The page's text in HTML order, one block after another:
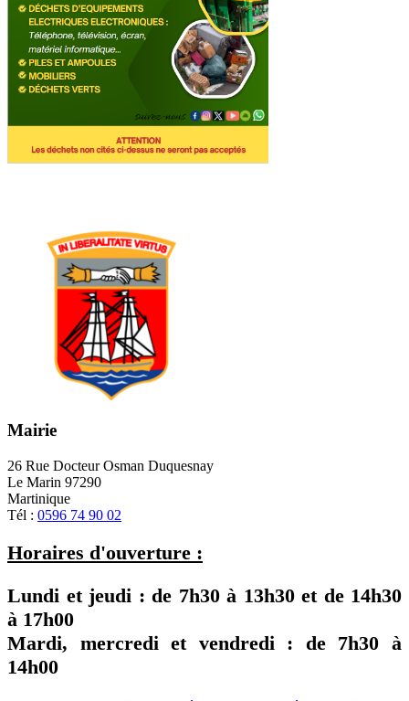
Mairie
26 Rue Docteur Osman Duquesnay
Le Marin 97290
Martinique
Tél : 0596 74 90 02
Horaires d'ouverture :
Lundi et jeudi : de 7h30à 13h30 et de 14h30
à 17h00
Mardi, mercredi et vendredi : de 7h30 à
14h00